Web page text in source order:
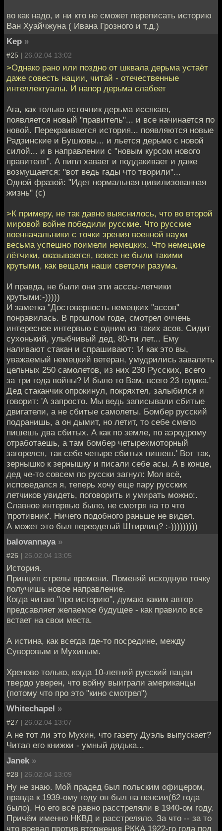
во как надо, и ни кто не сможет переписать историю
Ван Хуайчжуна ( Ивана Грозного и т.д.)
Kep »
#25 | 26.02.04 13:02
>Однако рано или поздно от шквала дерьма устаёт
даже совесть нации, читай - отечественные
интеллектуалы. И напор дерьма слабеет
Ага, как только источник дерьма иссякает,
появляется новый "правитель"... и все начинается по
новой. Перекраивается история... появляются новые
Радзинские и Бушковы... и льется дерьмо с новой
силой... и в направлении с "новым курсом нового
правителя". А пипл хавает и поддакивает и даже
возмущается: "вот ведь гады что творили"...
Одной фразой: "Идет нормальная цивилизованная
жизнь" (с)
>К примеру, не так давно выяснилось, что во второй
мировой войне победили русские. Что русские
военначальники с точки зрения военной науки
весьма успешно поимели немецких. Что немецкие
лётчики, оказывается, вовсе не были такими
крутыми, как вещали наши светочи разума.
И правда, не были они эти асссы-летчики
крутыми:-)))))
И заметка "Достоверность немецких "ассов"
понравилась. В прошлом годе, смотрел оччень
интересное интервью с одним из таких асов. Сидит
сухонький, улыбчивый дед, 80-ти лет... Ему
наливают стакан и спрашивают: 'И как это вы,
уважаемый немецкий ветеран, умудрились завалить
цельных 250 самолетов, из них 230 Русских, всего
за три года войны? И было то Вам, всего 23 годика.'
Дед стаканчик опрокинул, покряхтел, залыбился и
говорит: 'А запросто. Мы ведь записывали сбитые
двигатели, а не сбитые самолеты. Бомбер русский
подранишь, а он дымит, но летит, то себе смело
пишешь два сбитых. А как по земле, по аэродрому
отработаешь, а там бомбер четырехмоторный
загорелся, так себе четыре сбитых пишеш.' Вот так,
зернышко к зернышку и писали себе асы. А в конце,
дед че-то совсем по русски загнул: Мол всё,
исповедался я, теперь хочу еще пару русских
летчиков увидеть, поговорить и умирать можно:.
Славное интервью было, не смотря на то что
'противник'. Ничего подобного раньше не видел.
А может это был переодетый Штирлиц? :-)))))))))
balovannaya »
#26 | 26.02.04 13:05
История.
Принцип стрелы времени. Поменяй исходную точку
получишь новое направление.
Когда читаю "про историю", думаю каким автор
предсавляет желаемое будущее - как правило все
встает на свои места.
А истина, как всегда где-то посредине, между
Суворовым и Мухиным.
Хреново только, когда 10-летний русский пацан
твердо уверен, что войну выиграли американцы
(потому что про это "кино смотрел")
Whitechapel »
#27 | 26.02.04 13:07
А не тот ли это Мухин, что газету Дуэль выпускает?
Читал его книжки - умный дядька...
Janek »
#28 | 26.02.04 13:09
Ну не знаю. Мой прадед был польским офицером,
правда к 1939-ому году он был на пенсии(62 года
было). Но его всё равно расстреляли в 1940-ом году.
Причём именно НКВД и расстреляло. За что -- за то
что воевал против вторжения РККА 1922-го года под